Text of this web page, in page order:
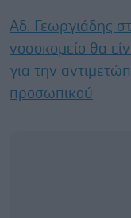
Αδ. Γεωργιάδης
νοσοκομείο θα
για την
προσωπικού